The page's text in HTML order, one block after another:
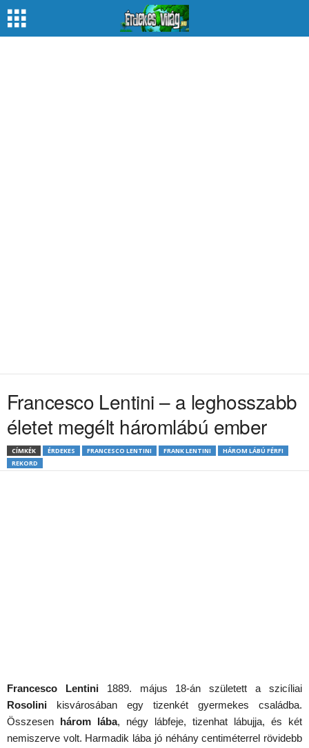
Francesco Lentini – a leghosszabb
életet megélt háromlábú ember
CÍMKÉK ÉRDEKES FRANCESCO LENTINI FRANK LENTINI
HÁROM LÁBÚ FÉRFI
REKORD
Francesco Lentini1889. május 18-án született a szicíliai
Rosolini kisvárosában egy tizenkét gyermekes családba.
Összesen három lába, négy lábfeje, tizenhat lábujja, és két
nemiszerve volt. Harmadik lába jó néhány centiméterrel rövidebb